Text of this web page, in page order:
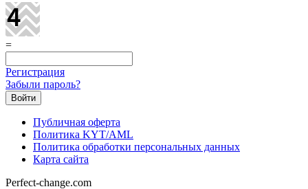
=
Регистрация
Забыли пароль?
Публичная оферта
Политика KYT/AML
Политика обработки персональных данных
Карта сайта
Perfect-change.com